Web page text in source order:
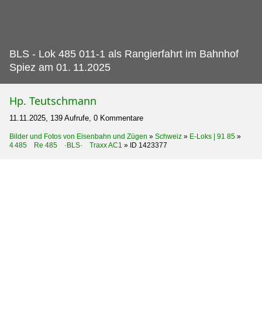
BLS - Lok 485 011-1 als Rangierfahrt im Bahnhof
Spiez am 01. 11.2025
Hp. Teutschmann
11.11.2025, 139 Aufrufe, 0 Kommentare
Bilder und Fotos von Eisenbahn und Zügen » Schweiz » E-Loks | 91 85 »
4 485 Re 485 ·BLS· Traxx AC1 » ID 1423377